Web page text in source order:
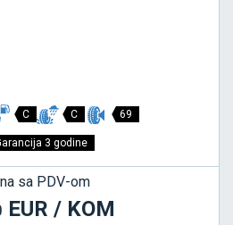
C C 69
3 godine
sa PDV-om
EUR / KOM